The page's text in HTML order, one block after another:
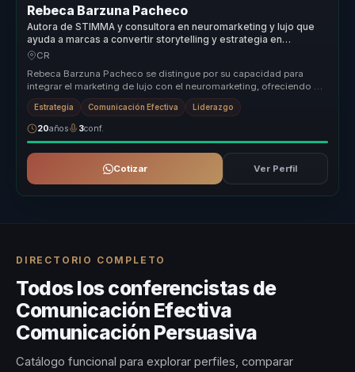
Rebeca Barzuna Pacheco
Autora de STIMMA y consultora en neuromarketing y lujo que
ayuda a marcas a convertir storytelling y estrategia en
posicionamiento y ventaja competitiva.
CR
Rebeca Barzuna Pacheco se distingue por su capacidad para
integrar el marketing de lujo con el neuromarketing, ofreciendo un
enfoque únic...
Estrategia Comunicación Efectiva Liderazgo
20años 3conf.
Cotizar Ver Perfil
DIRECTORIO COMPLETO
Todos los conferencistas de
Comunicación Efectiva
Comunicación Persuasiva
Catálogo funcional para explorar perfiles, comparar